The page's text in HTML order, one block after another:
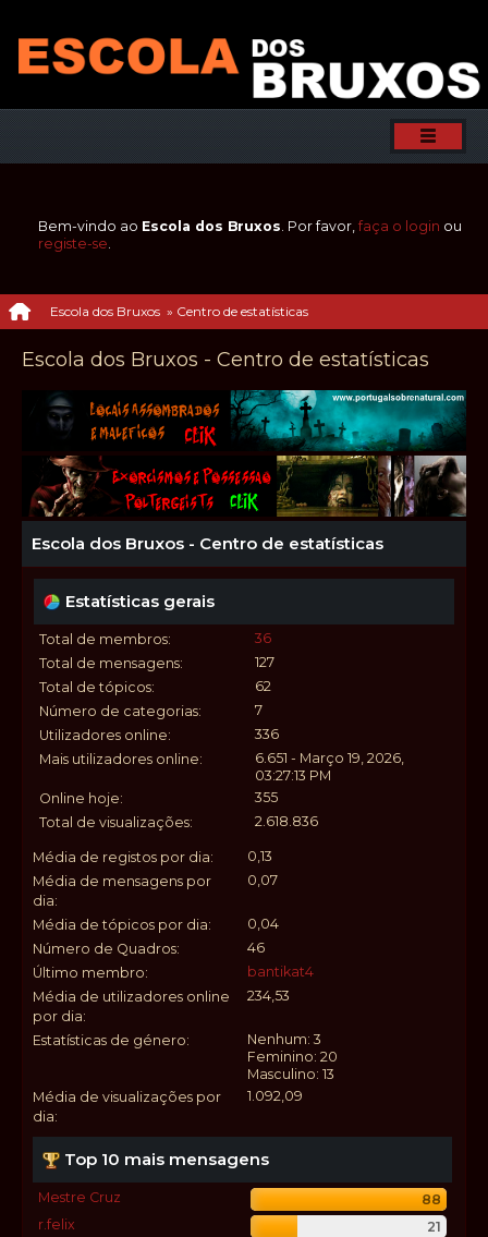
Bem-vindo ao Escola dos Bruxos. Por favor, faça o login ou
registe-se.
Escola dos Bruxos » Centro de estatísticas
Escola dos Bruxos - Centro de estatísticas
Escola dos Bruxos - Centro de estatísticas
Estatísticas gerais
Total de membros:
36
Total de mensagens:
127
Total de tópicos:
62
Número de categorias:
7
Utilizadores online:
336
Mais utilizadores online:
6.651 - Março 19, 2026,
03:27:13 PM
Online hoje:
355
Total de visualizações:
2.618.836
Média de registos por dia:
0,13
Média de mensagens por
dia:
0,07
Média de tópicos por dia:
0,04
Número de Quadros:
46
Último membro:
bantikat4
Média de utilizadores online
por dia:
234,53
Estatísticas de género:
Nenhum: 3
Feminino: 20
Masculino: 13
Média de visualizações por
dia:
1.092,09
Top 10 mais mensagens
Mestre Cruz
88
r.felix
21